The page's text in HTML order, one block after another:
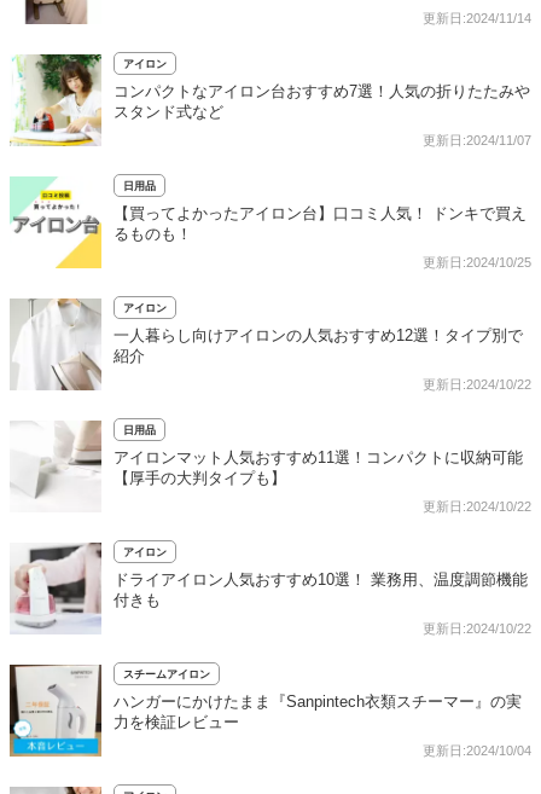
更新日:2024/11/14
アイロン
コンパクトなアイロン台おすすめ7選！人気の折りたたみや
スタンド式など
更新日:2024/11/07
日用品
【買ってよかったアイロン台】口コミ人気！ ドンキで買え
るものも！
更新日:2024/10/25
アイロン
一人暮らし向けアイロンの人気おすすめ12選！タイプ別で
紹介
更新日:2024/10/22
日用品
アイロンマット人気おすすめ11選！コンパクトに収納可能
【厚手の大判タイプも】
更新日:2024/10/22
アイロン
ドライアイロン人気おすすめ10選！ 業務用、温度調節機能
付きも
更新日:2024/10/22
スチームアイロン
ハンガーにかけたまま『Sanpintech衣類スチーマー』の実
力を検証レビュー
更新日:2024/10/04